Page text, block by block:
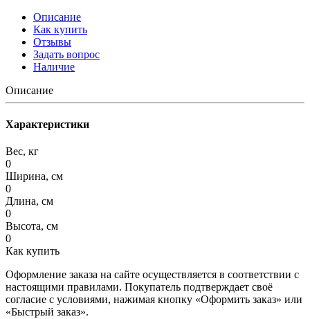
Описание
Как купить
Отзывы
Задать вопрос
Наличие
Описание
Характеристики
Вес, кг
0
Ширина, см
0
Длина, см
0
Высота, см
0
Как купить
Оформление заказа на сайте осуществляется в соответствии с
настоящими правилами. Покупатель подтверждает своё
согласие с условиями, нажимая кнопку «Оформить заказ» или
«Быстрый заказ».